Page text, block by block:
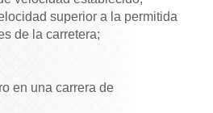
superior a la permitida
de la carretera;
en una carrera de